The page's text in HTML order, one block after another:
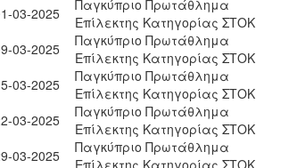
03-2025
Παγκύπριο Πρωτάθλημα
Επίλεκτης Κατηγορίας ΣΤΟΚ
03-2025
Παγκύπριο Πρωτάθλημα
Επίλεκτης Κατηγορίας ΣΤΟΚ
03-2025
Παγκύπριο Πρωτάθλημα
Επίλεκτης Κατηγορίας ΣΤΟΚ
03-2025
Παγκύπριο Πρωτάθλημα
Επίλεκτης Κατηγορίας ΣΤΟΚ
03-2025
Παγκύπριο Πρωτάθλημα